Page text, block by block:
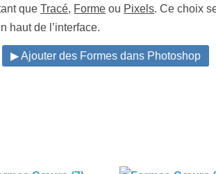
queTracé, Forme ou Pixels. Ce choix
haut de l’interface.
▶ Ajouter des Formes dans Photoshop